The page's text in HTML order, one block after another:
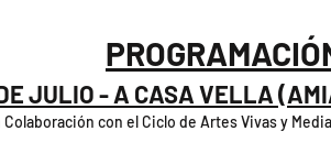
JULIO - A CASA VELLA
Colaboración con el Ciclo de Artes Vivas y